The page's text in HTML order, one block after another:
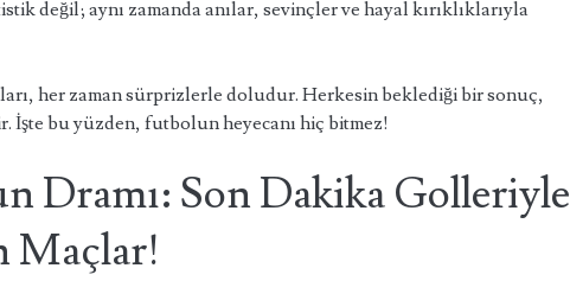
değil; aynı zamanda anılar, sevinçler ve hayal kırıklıklarıyla
her zaman sürprizlerle doludur. Herkesin beklediği bir sonuç,
İşte bu yüzden, futbolun heyecanı hiç bitmez!
Dramı: Son Dakika Golleriyle
Maçlar!